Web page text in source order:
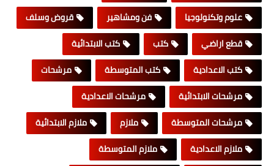
علوم وتكنولوجيا
فن ومشاهير
قروض وسلف
قطع اراضي
كتب
كتب الابتدائية
كتب الاعدادية
كتب المتوسطة
مرشحات
مرشحات الابتدائية
مرشحات الاعدادية
مرشحات المتوسطة
ملازم
ملازم الابتدائية
ملازم الاعدادية
ملازم المتوسطة